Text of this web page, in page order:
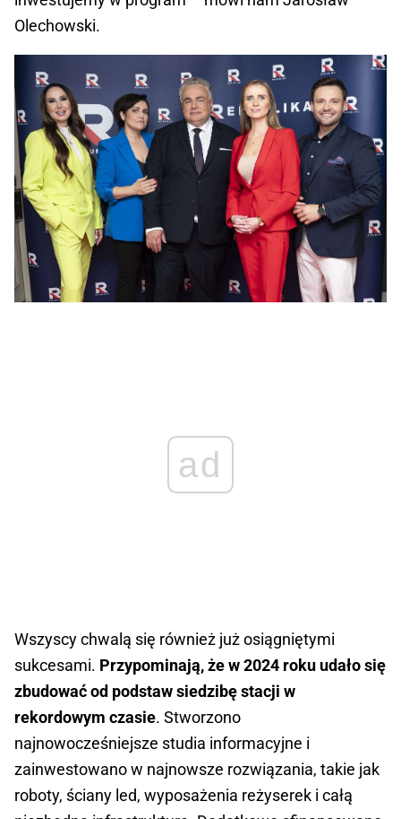
Olechowski.
ad
Wszyscy chwalą się również już osiągniętymi
sukcesami. Przypominają, że w 2024 roku udało się
zbudować od podstaw siedzibę stacji w
rekordowym czasie. Stworzono
najnowocześniejsze studia informacyjne i
zainwestowano w najnowsze rozwiązania, takie jak
roboty, ściany led, wyposażenia reżyserek i całą